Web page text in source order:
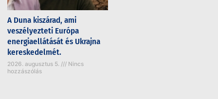
A Duna kiszárad, ami
veszélyezteti Európa
energiaellátását és Ukrajna
kereskedelmét.
2026. augusztus 5.
Nincs
hozzászólás